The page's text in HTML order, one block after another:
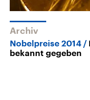
Archiv
Nobelpreise 2014
bekannt gegeben